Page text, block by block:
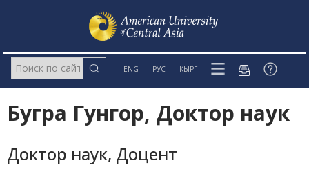
ENG РУС КЫРГ
Бугра Гунгор, Доктор наук
Доктор наук, Доцент